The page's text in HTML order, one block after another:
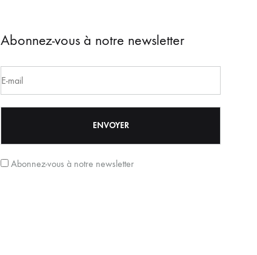
Abonnez-vous à notre newsletter
Abonnez-vous à notre newsletter